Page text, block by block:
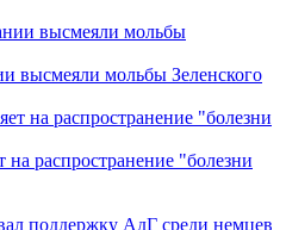
высмеяли мольбы Зеленского
распространение "болезни